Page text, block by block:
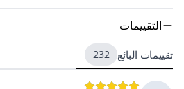
التقييمات
تقييمات البائع 232